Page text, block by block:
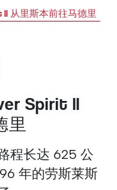
ll 从里斯本前往马德里
Spirit ll
里
程长达 625 公
年的劳斯莱斯